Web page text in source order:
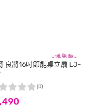
良將16吋節能桌立扇 LJ-
(0)